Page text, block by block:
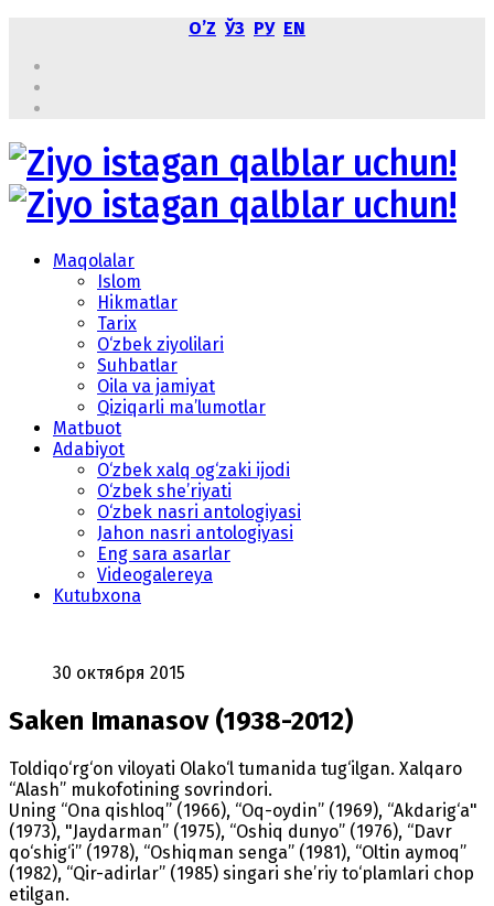
OʼZ ЎЗ РУ EN
Maqolalar
Islom
Hikmatlar
Tarix
O‘zbek ziyolilari
Suhbatlar
Oila va jamiyat
Qiziqarli ma’lumotlar
Matbuot
Adabiyot
O‘zbek xalq og‘zaki ijodi
O‘zbek she’riyati
O‘zbek nasri antologiyasi
Jahon nasri antologiyasi
Eng sara asarlar
Videogalereya
Kutubxona
30 октября 2015
Saken Imanasov (1938-2012)
Toldiqo‘rg‘on viloyati Olako‘l tumanida tug‘ilgan. Xalqaro
“Alash” mukofotining sovrindori.
Uning “Ona qishloq” (1966), “Oq-oydin” (1969), “Akdarig‘a"
(1973), "Jaydarman” (1975), “Oshiq dunyo” (1976), “Davr
qo‘shig‘i” (1978), “Oshiqman senga” (1981), “Oltin aymoq”
(1982), “Qir-adirlar” (1985) singari she’riy to‘plamlari chop
etilgan.